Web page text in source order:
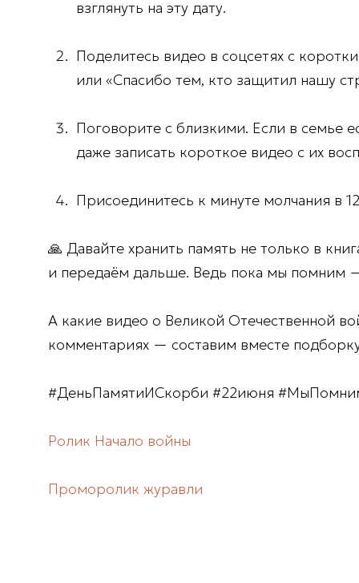
взглянуть на эту дату.
Поделитесь видео в соцсетях с
или «Спасибо тем, кто защитил нашу
Поговорите с близкими. Если в семье
даже записать короткое видео с их
Присоединитесь к минуте молчания в
🙏 Давайте хранить память не только в
и передаём дальше. Ведь пока мы помним
А какие видео о Великой Отечественной
комментариях — составим вместе
#ДеньПамятиИСкорби #22июня
Ролик Начало войны
Проморолик журавли